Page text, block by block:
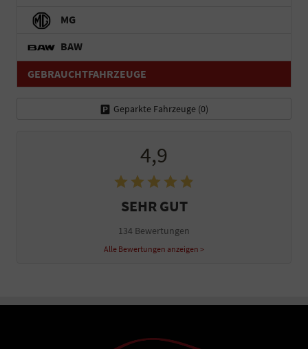
MG
BAW
GEBRAUCHTFAHRZEUGE
Geparkte Fahrzeuge (0)
4,9
SEHR GUT
134 Bewertungen
Alle Bewertungen anzeigen >